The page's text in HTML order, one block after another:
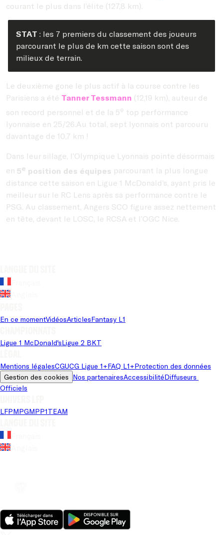
courant le plus dans l’élite (127,8 km).
STAT : les 7 premiers du classement des joueurs
parcourant le plus de km cette saison sont des
milieux de terrain.
Le deuxième gone le plus actif à la course contre les
Parisiens a été Tanner Tessmann (12,19 km), auteur de
son record personnel et de la 5e top performance
lyonnaise en 25/26.Au total, sept lyonnais ont parcouru
davantage de 10,7 km !
Dans leur sillage, l’Olympique Lyonnais pointe désormais
en 5e position des équipes parcourant la plus longue
distance cette saison en Ligue 1 McDonald’s, ayant pris le
meilleur sur le RC Lens après sa performance contre le
PSG. Au classement, Angers SCO figure assez nettement
en tête, devant le LOSC, le RCSA et l’OGC Nice.
En ce momentVidéosArticlesFantasy L1
Ligue 1 McDonald'sLigue 2 BKT
Mentions légalesCGUCG Ligue 1+FAQ L1+Protection des données
Gestion des cookies Nos partenairesAccessibilitéDiffuseurs
Officiels
LFPMPGMPP1TEAM